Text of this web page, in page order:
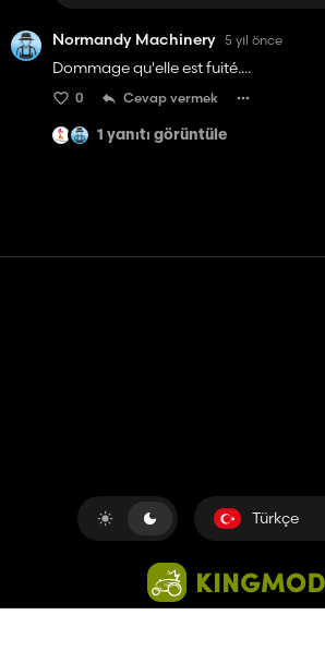
Normandy Machinery 5 yıl önce
Dommage qu'elle est fuité....
0 Cevap vermek
1 yanıtı görüntüle
Türkçe